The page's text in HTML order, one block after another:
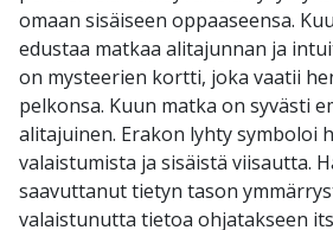
omaan sisäiseen oppaaseensa.
edustaa matkaa alitajunnan ja
on mysteerien kortti, joka vaatii
pelkonsa. Kuun matka on syvästi
alitajuinen. Erakon lyhty symboloi
valaistumista ja sisäistä viisautta.
saavuttanut tietyn tason
valaistunutta tietoa ohjatakseen